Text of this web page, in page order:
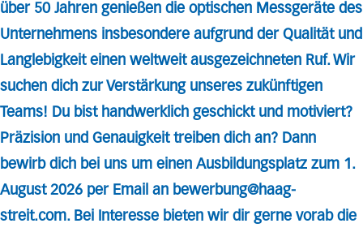
über 50 Jahren genießen die optischen Messgeräte des
Unternehmens insbesondere aufgrund der Qualität und
Langlebigkeit einen weltweit ausgezeichneten Ruf. Wir
suchen dich zur Verstärkung unseres zukünftigen
Teams! Du bist handwerklich geschickt und motiviert?
Präzision und Genauigkeit treiben dich an? Dann
bewirb dich bei uns um einen Ausbildungsplatz zum 1.
August 2026 per Email an bewerbung@haag-
streit.com. Bei Interesse bieten wir dir gerne vorab die